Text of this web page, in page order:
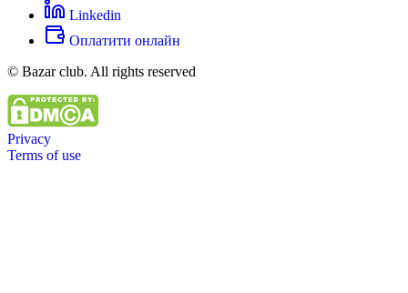
Linkedin
Оплатити онлайн
© Bazar club. All rights reserved
Privacy
Terms of use